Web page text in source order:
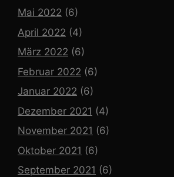
Mai 2022 (6)
April 2022 (4)
März 2022 (6)
Februar 2022 (6)
Januar 2022 (6)
Dezember 2021 (4)
November 2021 (6)
Oktober 2021 (6)
September 2021 (6)